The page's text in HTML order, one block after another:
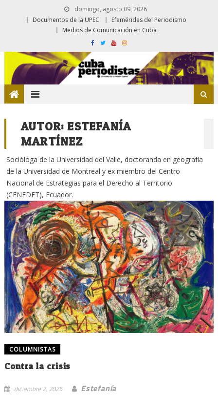
domingo, agosto 09, 2026
Documentos de la UPEC
Efemérides del Periodismo
Medios de Comunicación en Cuba
AUTOR:ESTEFANÍA
MARTÍNEZ
Socióloga de la Universidad del Valle, doctoranda en geografía
de la Universidad de Montreal y ex miembro del Centro
Nacional de Estrategias para el Derecho al Territorio
(CENEDET), Ecuador.
COLUMNISTAS
Contra la crisis
diciembre 2, 2025
Estefanía